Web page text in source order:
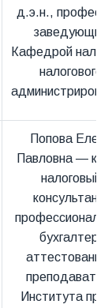
д.э.н.,
заведующий
Кафедрой
налогового
Попова
Павловна —
налоговый
консультант,
бухгалтер,
Института